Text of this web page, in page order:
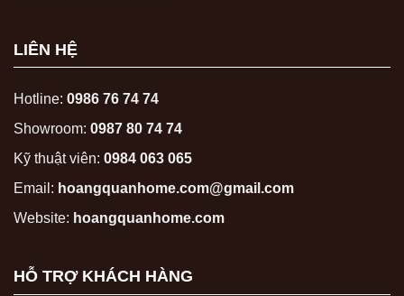
LIÊN HỆ
Hotline: 0986 76 74 74
Showroom: 0987 80 74 74
Kỹ thuật viên: 0984 063 065
Email: hoangquanhome.com@gmail.com
Website: hoangquanhome.com
HỖ TRỢ KHÁCH HÀNG